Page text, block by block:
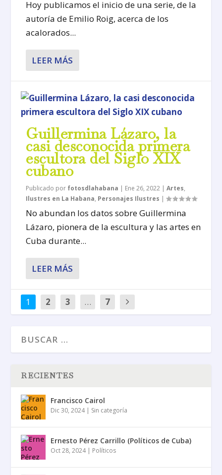
Hoy publicamos el inicio de una serie, de la
autoría de Emilio Roig, acerca de los
acalorados...
LEER MÁS
Guillermina Lázaro, la
casi desconocida primera
escultora del Siglo XIX
cubano
Publicado por fotosdlahabana | Ene 26, 2022 |Artes,
Ilustres en La Habana, Personajes Ilustres |
No abundan los datos sobre Guillermina
Lázaro, pionera de la escultura y las artes en
Cuba durante...
LEER MÁS
1 2 3 … 7
RECIENTES
Francisco Cairol
Dic 30, 2024| Sin categoría
Ernesto Pérez Carrillo (Políticos de Cuba)
Oct 28, 2024| Políticos